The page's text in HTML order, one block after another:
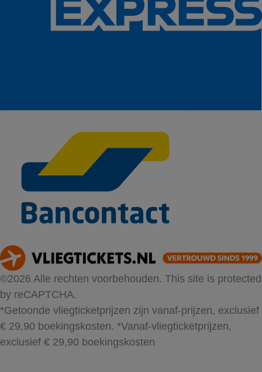
©2026 Alle rechten voorbehouden. This site is protected
by reCAPTCHA.
*Getoonde vliegticketprijzen zijn vanaf-prijzen, exclusief
€ 29,90 boekingskosten. *Vanaf-vliegticketprijzen,
exclusief € 29,90 boekingskosten